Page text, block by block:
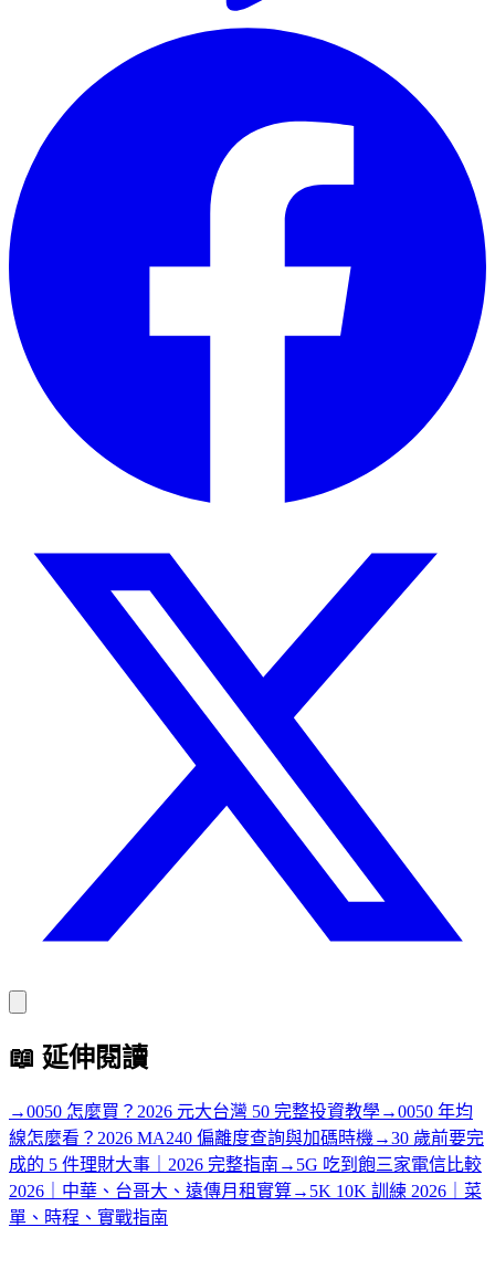
📖 延伸閱讀
→0050 怎麼買？2026 元大台灣 50 完整投資教學→0050 年均
線怎麼看？2026 MA240 偏離度查詢與加碼時機 →30 歲前要完
成的 5 件理財大事｜2026 完整指南 → 5G 吃到飽三家電信比較
2026｜中華、台哥大、遠傳月租實算→ 5K 10K 訓練 2026｜菜
單、時程、實戰指南